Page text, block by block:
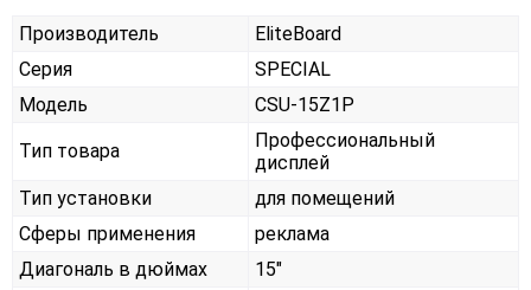
Производитель
EliteBoard
Серия
SPECIAL
Модель
CSU-15Z1P
Тип товара
Профессиональный
дисплей
Тип установки
для помещений
Сферы применения
реклама
Диагональ в дюймах
15"